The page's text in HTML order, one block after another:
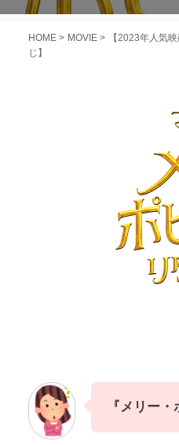
HOME > MOVIE >
【2023年人気
じ】
『メリー